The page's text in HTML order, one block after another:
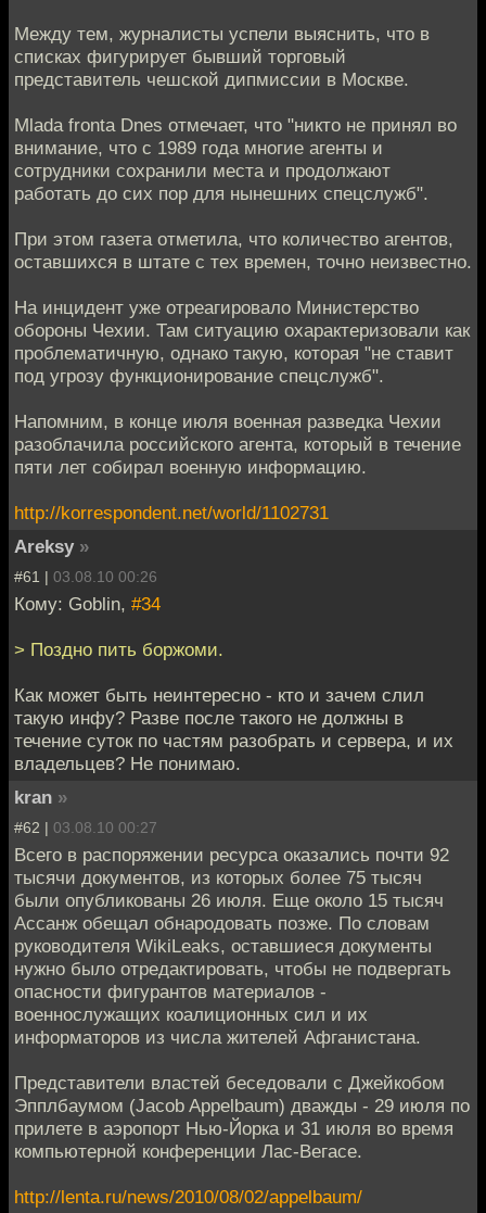
Между тем, журналисты успели выяснить, что в
списках фигурирует бывший торговый
представитель чешской дипмиссии в Москве.
Mlada fronta Dnes отмечает, что "никто не принял во
внимание, что с 1989 года многие агенты и
сотрудники сохранили места и продолжают
работать до сих пор для нынешних спецслужб".
При этом газета отметила, что количество агентов,
оставшихся в штате с тех времен, точно неизвестно.
На инцидент уже отреагировало Министерство
обороны Чехии. Там ситуацию охарактеризовали как
проблематичную, однако такую, которая "не ставит
под угрозу функционирование спецслужб".
Напомним, в конце июля военная разведка Чехии
разоблачила российского агента, который в течение
пяти лет собирал военную информацию.
http://korrespondent.net/world/1102731
Areksy »
#61 | 03.08.10 00:26
Кому: Goblin, #34
> Поздно пить боржоми.
Как может быть неинтересно - кто и зачем слил
такую инфу? Разве после такого не должны в
течение суток по частям разобрать и сервера, и их
владельцев? Не понимаю.
kran »
#62 | 03.08.10 00:27
Всего в распоряжении ресурса оказались почти 92
тысячи документов, из которых более 75 тысяч
были опубликованы 26 июля. Еще около 15 тысяч
Ассанж обещал обнародовать позже. По словам
руководителя WikiLeaks, оставшиеся документы
нужно было отредактировать, чтобы не подвергать
опасности фигурантов материалов -
военнослужащих коалиционных сил и их
информаторов из числа жителей Афганистана.
Представители властей беседовали с Джейкобом
Эпплбаумом (Jacob Appelbaum) дважды - 29 июля по
прилете в аэропорт Нью-Йорка и 31 июля во время
компьютерной конференции Лас-Вегасе.
http://lenta.ru/news/2010/08/02/appelbaum/